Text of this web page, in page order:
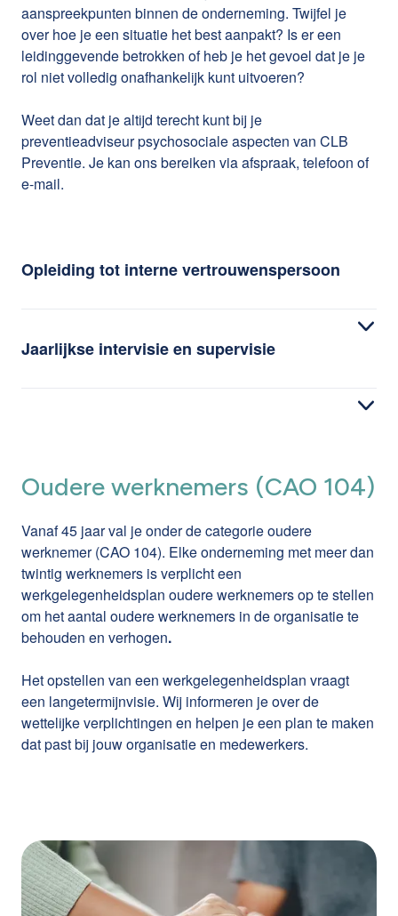
aanspreekpunten binnen de onderneming. Twijfel je
over hoe je een situatie het best aanpakt? Is er een
leidinggevende betrokken of heb je het gevoel dat je je
rol niet volledig onafhankelijk kunt uitvoeren?
Weet dan dat je altijd terecht kunt bij je
preventieadviseur psychosociale aspecten van CLB
Preventie. Je kan ons bereiken via afspraak, telefoon of
e-mail.
Opleiding tot interne vertrouwenspersoon
vijfdaagse opleiding tot interne vertrouwenspersoon.
Tijdens deze opleiding ontwikkel je alle noodzakelijke
Jaarlijkse intervisie en supervisie
focus op:
Verdieping via thematische inspiratiemodules
Wil je dit liever intern organiseren? Dan kunnen we de
sessies ook op jouw bedrijfslocatie aanbieden.
Oudere werknemers (CAO 104)
Vanaf 45 jaar val je onder de categorie oudere
werknemer (CAO 104). Elke onderneming met meer dan
twintig werknemers is verplicht een
werkgelegenheidsplan oudere werknemers op te stellen
om het aantal oudere werknemers in de organisatie te
behouden en verhogen.
Het opstellen van een werkgelegenheidsplan vraagt
een langetermijnvisie. Wij informeren je over de
wettelijke verplichtingen en helpen je een plan te maken
dat past bij jouw organisatie en medewerkers.